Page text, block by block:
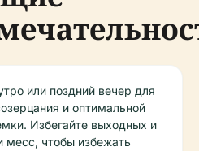
или поздний вечер для
и оптимальной
Избегайте выходных и
месс, чтобы избежать